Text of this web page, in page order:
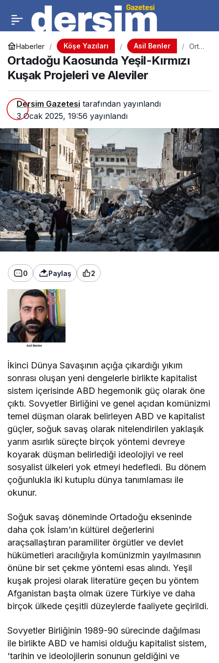
Haberler Köşe Yazıları Asil Benler
Orta
Kaos
leri
ve
Alevil
er
Ortadoğu Kaosunda Yeşil-Kırmızı
Kuşak Projeleri ve Aleviler
Dersim Gazetesi tarafından yayınlandı
3 Ocak 2025, 19:56 yayınlandı
0 Paylaş 2
İkinci Dünya Savaşının açığa çıkardığı yıkım
sonrası oluşan yeni dengelerle birlikte kapitalist
sistem içerisinde ABD hegemonik güç olarak öne
çıktı. Sovyetler Birliğini ve genel açıdan komünizmi
temel düşman olarak belirleyen ABD ve kapitalist
güçler, soğuk savaş olarak nitelendirilen yaklaşık
yarım asırlık süreçte birçok yöntemi devreye
koyarak düşman belirlediği ideolojiyi ve reel
sosyalist ülkeleri yok etmeyi hedefledi. Bu dönem
çoğunlukla iki kutuplu dünya tanımlaması ile
okunur.
Soğuk savaş döneminde Ortadoğu ekseninde
daha çok İslam’ın kültürel değerlerini
araçsallaştıran paramiliter örgütler ve devlet
hükümetleri aracılığıyla komünizmin yayılmasının
önüne bir set çekme yöntemi esas alındı. Yeşil
kuşak projesi olarak literatüre geçen bu yöntem
Afganistan başta olmak üzere Türkiye ve daha
birçok ülkede çeşitli düzeylerde faaliyete geçirildi.
Sovyetler Birliğinin 1989-90 sürecinde dağılması
ile birlikte ABD ve hamisi olduğu kapitalist sistem,
‘tarihin ve ideolojilerin sonunun geldiğini ve